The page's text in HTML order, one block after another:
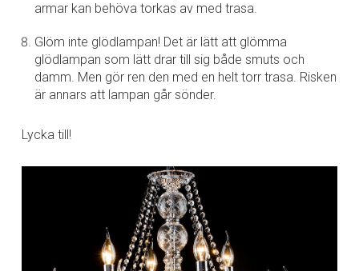
armar kan behöva torkas av med trasa.
Glöm inte glödlampan! Det är lätt att glömma
glödlampan som lätt drar till sig både smuts och
damm. Men gör ren den med en helt torr trasa. Risken
är annars att lampan går sönder.
Lycka till!